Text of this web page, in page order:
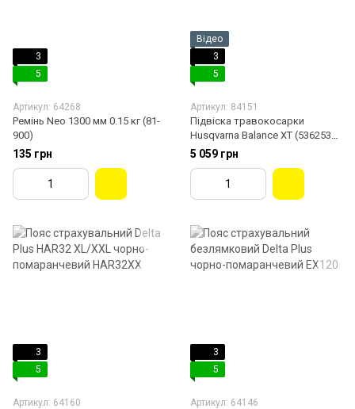
3
5
Артикул: 64268
Ремінь Neo 1300 мм 0.15 кг (81-
900)
135 грн
Відео
3
5
Артикул: 84151
Підвіска травокосарки
Husqvarna Balance XT (5362534-
01)
5 059 грн
3
5
Артикул: 64160
3
5
Артикул: 64146